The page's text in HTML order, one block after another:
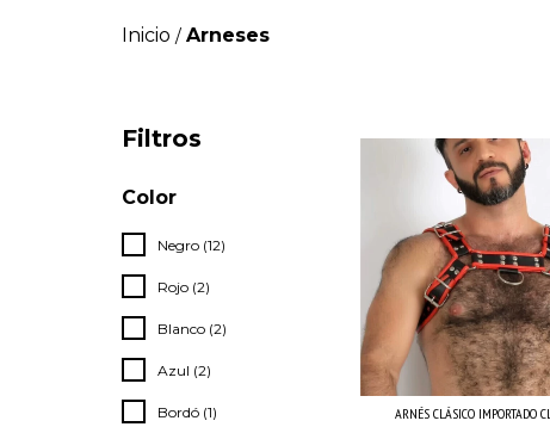
Inicio / Arneses
Filtros
Color
Negro (12)
Rojo (2)
Blanco (2)
Azul (2)
Bordó (1) ARNÉS CLÁSICO IMPORTADO